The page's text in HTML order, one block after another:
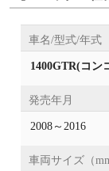
車名/型式/年式
1400GTR(コン
発売年月
2008～2016
車両サイズ（